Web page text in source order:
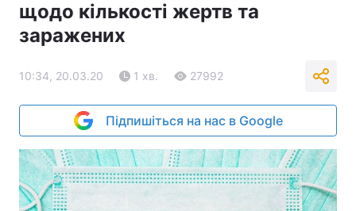
щодо кількості жертв та
заражених
10:34, 20.03.20 1 хв. 27992
Підпишіться на нас в Google